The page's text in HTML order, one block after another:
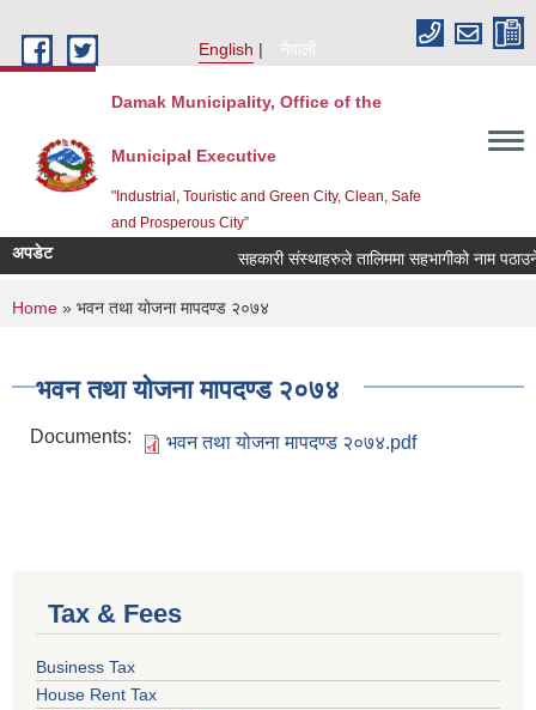
English
नेपाली
Damak Municipality, Office of the
Municipal Executive
"Industrial, Touristic and Green City, Clean, Safe
and Prosperous City”
अपडेट सहकारी संस्थाहरुले तालिममा सहभागीको नाम पठाउने
You are here
Home » भवन तथा योजना मापदण्ड २०७४
भवन तथा योजना मापदण्ड २०७४
Documents: भवन तथा योजना मापदण्ड २०७४.pdf
Tax & Fees
Business Tax
House Rent Tax